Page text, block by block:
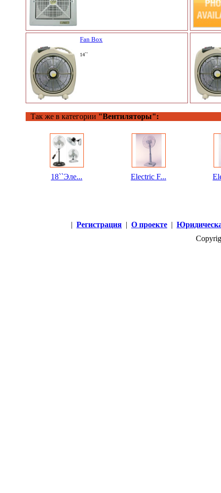
Fan Box
14``
Так же в категории "Вентиляторы":
18``Эле... Electric F...
| Регистрация | О проекте |